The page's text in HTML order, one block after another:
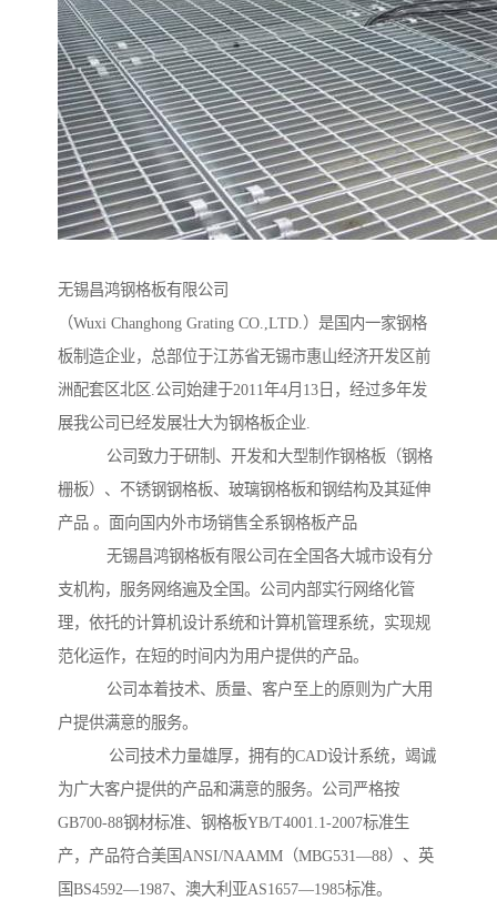
无锡昌鸿钢格板有限公司
（Wuxi Changhong Grating CO.,LTD.）是国内一家钢格
板制造企业，总部位于江苏省无锡市惠山经济开发区前
洲配套区北区.公司始建于2011年4月13日，经过多年发
展我公司已经发展壮大为钢格板企业.
公司致力于研制、开发和大型制作钢格板（钢格
栅板）、不锈钢钢格板、玻璃钢格板和钢结构及其延伸
产品 。面向国内外市场销售全系钢格板产品
无锡昌鸿钢格板有限公司在全国各大城市设有分
支机构，服务网络遍及全国。公司内部实行网络化管
理，依托的计算机设计系统和计算机管理系统，实现规
范化运作，在短的时间内为用户提供的产品。
公司本着技术、质量、客户至上的原则为广大用
户提供满意的服务。
公司技术力量雄厚，拥有的CAD设计系统，竭诚
为广大客户提供的产品和满意的服务。公司严格按
GB700-88钢材标准、钢格板YB/T4001.1-2007标准生
产，产品符合美国ANSI/NAAMM（MBG531—88）、英
国BS4592—1987、澳大利亚AS1657—1985标准。